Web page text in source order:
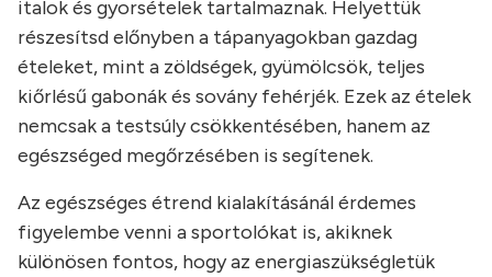
italok és gyorsételek tartalmaznak. Helyettük
részesítsd előnyben a tápanyagokban gazdag
ételeket, mint a zöldségek, gyümölcsök, teljes
kiőrlésű gabonák és sovány fehérjék. Ezek az ételek
nemcsak a testsúly csökkentésében, hanem az
egészséged megőrzésében is segítenek.
Az egészséges étrend kialakításánál érdemes
figyelembe venni a sportolókat is, akiknek
különösen fontos, hogy az energiaszükségletük